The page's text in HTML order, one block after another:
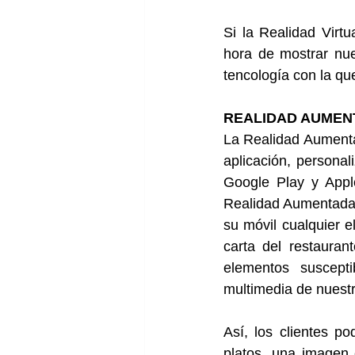
Si la Realidad
hora de mostrar
tencología con la
REALIDAD
La Realidad
aplicación,
Google Play y
Realidad
su móvil cualquier
carta del
elementos
multimedia de
Así, los clientes